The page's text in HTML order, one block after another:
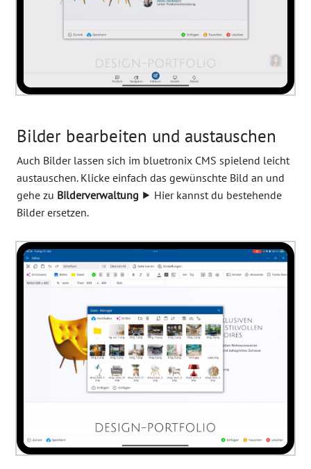
Bilder bearbeiten und austauschen
Auch Bilder lassen sich im bluetronix CMS spielend leicht
austauschen. Klicke einfach das gewünschte Bild an und
gehe zu Bilderverwaltung ⯈ Hier kannst du bestehende
Bilder ersetzen.